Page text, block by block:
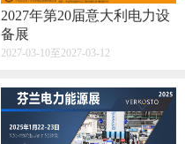
2027年第20届意大利电力设
备展
2027-03-10至2027-03-12